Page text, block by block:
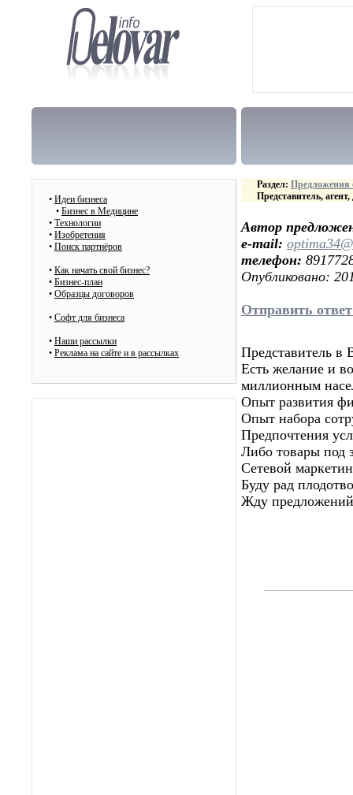
• Идеи бизнеса
• Бизнес в Медицине
• Технологии
• Изобретения
• Поиск партнёров
• Как начать свой бизнес?
• Бизнес-план
• Образцы договоров
• Cофт для бизнеса
• Наши рассылки
• Реклама на сайте и в рассылках
Раздел: Предложения
Представитель,
Автор
e-mail:
телефон:
Опубликовано:
Отправить
Представитель в
Есть желание и
миллионным
Опыт развития
Опыт набора
Предпочтения
Либо товары под
Сетевой
Буду рад
Жду